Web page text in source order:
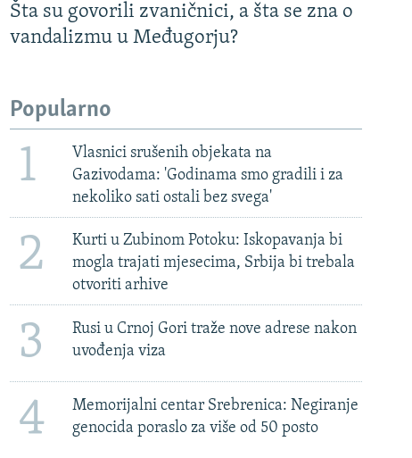
Šta su govorili zvaničnici, a šta se zna o
vandalizmu u Međugorju?
Popularno
1
Vlasnici srušenih objekata na
Gazivodama: 'Godinama smo gradili i za
nekoliko sati ostali bez svega'
2
Kurti u Zubinom Potoku: Iskopavanja bi
mogla trajati mjesecima, Srbija bi trebala
otvoriti arhive
3
Rusi u Crnoj Gori traže nove adrese nakon
uvođenja viza
4
Memorijalni centar Srebrenica: Negiranje
genocida poraslo za više od 50 posto